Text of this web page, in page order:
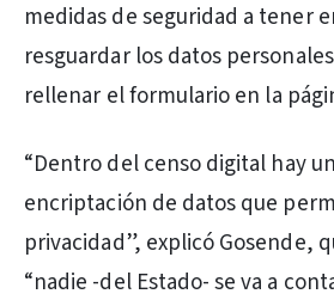
medidas de seguridad a tener
resguardar los datos
rellenar el formulario en la
“Dentro del censo digital hay
encriptación de datos que
privacidad”, explicó Gosende,
“nadie -del Estado- se va a